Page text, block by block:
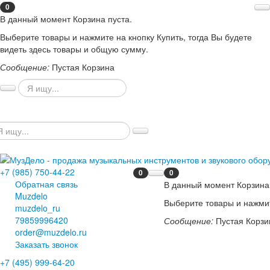
0
В данный момент Корзина пуста.
Выберите товары и нажмите на кнопку Купить, тогда Вы будете
видеть здесь товары и общую сумму.
Сообщение: Пустая Корзина
+7 (985) 750-44-22
Обратная связь
Muzdelo
muzdelo_ru
79859996420
order@muzdelo.ru
Заказать звонок
+7 (495) 999-64-20
0
В данный момент Корзина
Выберите товары и
Сообщение: Пустая
0